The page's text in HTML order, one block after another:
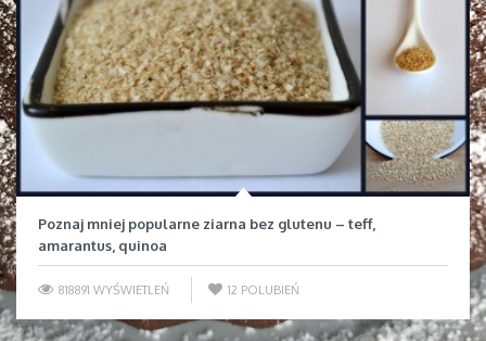
Poznaj mniej popularne ziarna bez glutenu – teff,
amarantus, quinoa
818891 WYŚWIETLEŃ 12 POLUBIEŃ